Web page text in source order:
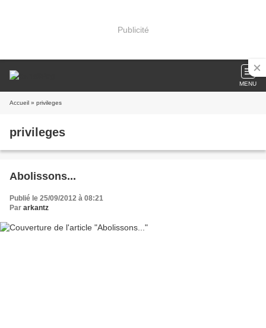
Publicité
MENU
Accueil » privileges
privileges
Abolissons...
Publié le 25/09/2012 à 08:21
Par arkantz